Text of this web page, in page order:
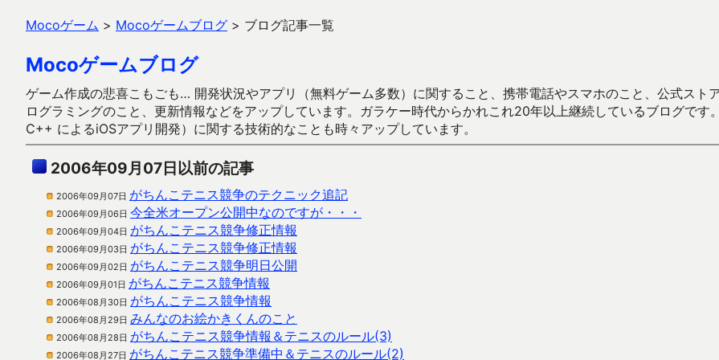
Mocoゲーム > Mocoゲームブログ > ブログ記事一覧
Mocoゲームブログ
ゲーム作成の悲喜こもごも… 開発状況やアプリ（無料ゲーム多数）に関すること、携帯電話やスマホのこと、公式ス
ログラミングのこと、更新情報などをアップしています。ガラケー時代からかれこれ20年以上継続しているブログで
C++ によるiOSアプリ開発）に関する技術的なことも時々アップしています。
2006年09月07日以前の記事
2006年09月07日 がちんこテニス競争のテクニック追記
2006年09月06日 今全米オープン公開中なのですが・・・
2006年09月04日 がちんこテニス競争修正情報
2006年09月03日 がちんこテニス競争修正情報
2006年09月02日 がちんこテニス競争明日公開
2006年09月01日 がちんこテニス競争情報
2006年08月30日 がちんこテニス競争情報
2006年08月29日 みんなのお絵かきくんのこと
2006年08月28日 がちんこテニス競争情報＆テニスのルール(3)
2006年08月27日 がちんこテニス競争準備中＆テニスのルール(2)